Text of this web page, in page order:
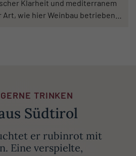
Klarheit und mediterranem
wie hier Weinbau betrieben
TRINKEN
Südtirol
er rubinrot mit
Eine verspielte,